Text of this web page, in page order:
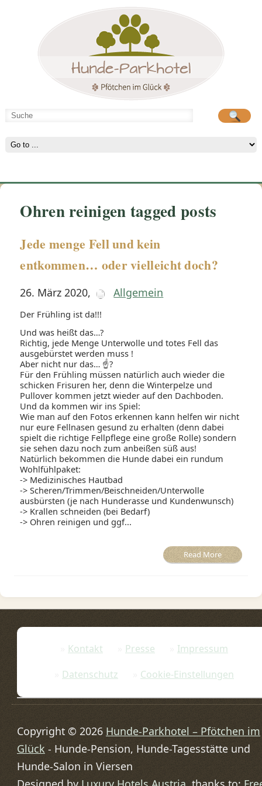
Hunde-Parkhotel
Ohren reinigen tagged posts
Jede menge Fell und kein
entkommen… oder vielleicht doch?
26. März 2020, Allgemein
Der Frühling ist da!!!
Und was heißt das…?
Richtig, jede Menge Unterwolle und totes Fell das
ausgebürstet werden muss !
Aber nicht nur das… ☝?
Für den Frühling müssen natürlich auch wieder die
schicken Frisuren her, denn die Winterpelze und
Pullover kommen jetzt wieder auf den Dachboden.
Und da kommen wir ins Spiel:
Wie man auf den Fotos erkennen kann helfen wir nicht
nur eure Fellnasen gesund zu erhalten (denn dabei
spielt die richtige Fellpflege eine große Rolle) sondern
sie sehen dazu noch zum anbeißen süß aus!
Natürlich bekommen die Hunde dabei ein rundum
Wohlfühlpaket:
-> Medizinisches Hautbad
-> Scheren/Trimmen/Beischneiden/Unterwolle
ausbürsten (je nach Hunderasse und Kundenwunsch)
-> Krallen schneiden (bei Bedarf)
-> Ohren reinigen und ggf...
Read More
Kontakt Presse
Impressum
Datenschutz
Cookie-Einstellungen
Copyright © 2026 Hunde-Parkhotel – Pfötchen im
Glück - Hunde-Pension, Hunde-Tagesstätte und
Hunde-Salon in Viersen